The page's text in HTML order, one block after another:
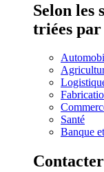
Selon les
triées par
Santé
Banque